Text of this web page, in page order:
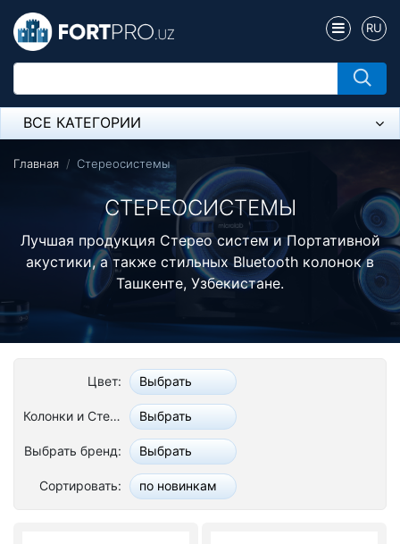
RU
ВСЕ КАТЕГОРИИ
Микрофон
Напольные розетки
Оборудование Mikrotik
Пылесос
Спикерфон
Модемы ADSL, Wan/Lan Роутеры, Wi-Fi
IP Телефония
Стереосистемы
Серверное оборудование
UPS Источники бесперебойного питания
Главная Стереосистемы
СТЕРЕОСИСТЕМЫ
Лучшая продукция Стерео систем и Портативной
акустики, а также стильных Bluetooth колонок в
Ташкенте, Узбекистане.
Цвет: Выбрать
Колонки и Стереосистемы: Выбрать
Выбрать бренд: Выбрать
Сортировать: по новинкам